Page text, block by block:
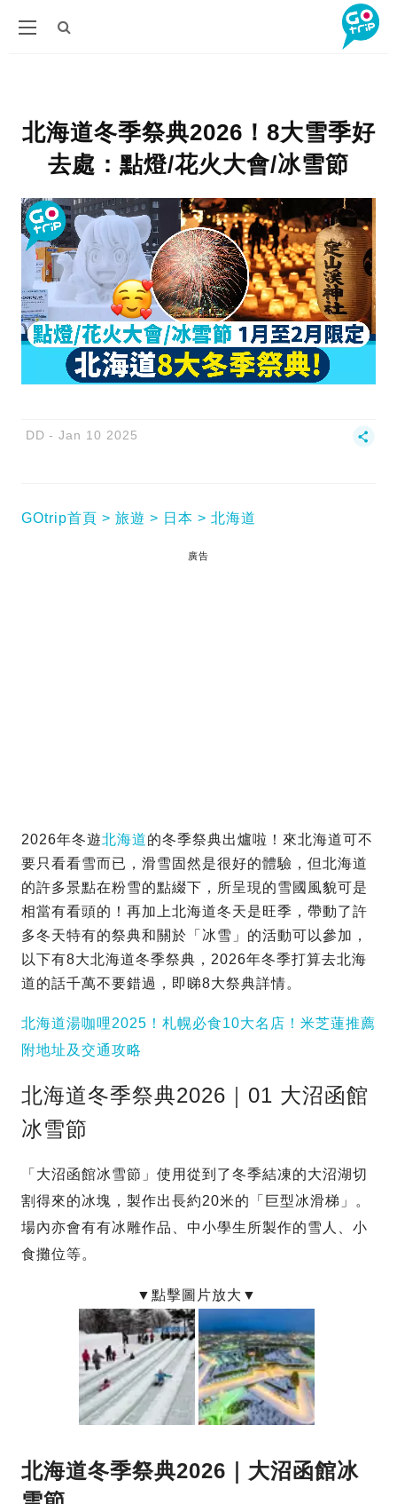
北海道冬季祭典2026！8大雪季好
去處：點燈/花火大會/冰雪節
DD Jan 10 2025
GOtrip首頁 旅遊 日本 北海道
廣告
2026年冬遊北海道的冬季祭典出爐啦！來北海道可不
要只看看雪而已，滑雪固然是很好的體驗，但北海道
的許多景點在粉雪的點綴下，所呈現的雪國風貌可是
相當有看頭的！再加上北海道冬天是旺季，帶動了許
多冬天特有的祭典和關於「冰雪」的活動可以參加，
以下有8大北海道冬季祭典，2026年冬季打算去北海
道的話千萬不要錯過，即睇8大祭典詳情。
北海道湯咖哩2025！札幌必食10大名店！米芝蓮推薦
附地址及交通攻略
北海道冬季祭典2026｜01 大沼函館
冰雪節
「大沼函館冰雪節」使用從到了冬季結凍的大沼湖切
割得來的冰塊，製作出長約20米的「巨型冰滑梯」。
場內亦會有有冰雕作品、中小學生所製作的雪人、小
食攤位等。
北海道冬季祭典2026｜大沼函館冰